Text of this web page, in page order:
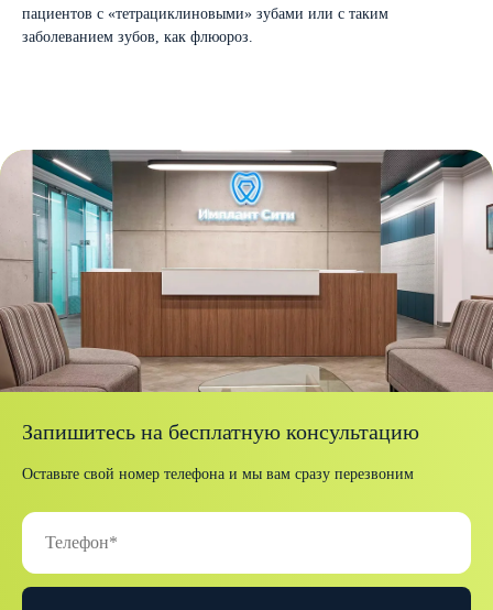
пациентов с «тетрациклиновыми» зубами или c таким
заболеванием зубов, как флюороз.
Запишитесь на бесплатную консультацию
Оставьте свой номер телефона и мы вам сразу перезвоним